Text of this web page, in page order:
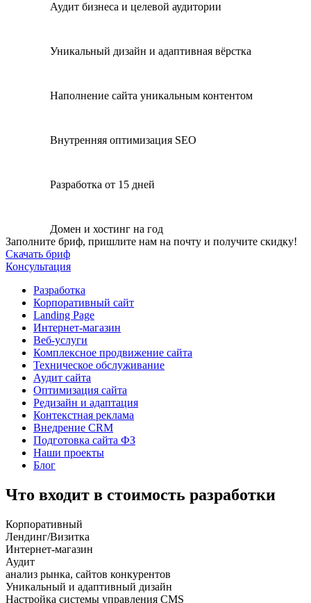
Аудит бизнеса и целевой аудитории
Уникальный дизайн и адаптивная вёрстка
Наполнение сайта уникальным контентом
Внутренняя оптимизация SEO
Разработка от 15 дней
Домен и хостинг на год
Заполните бриф, пришлите нам на почту и получите скидку!
Скачать бриф
Консультация
Разработка
Корпоративный сайт
Landing Page
Интернет-магазин
Веб-услуги
Комплексное продвижение сайта
Техническое обслуживание
Аудит сайта
Оптимизация сайта
Редизайн и адаптация
Контекстная реклама
Внедрение CRM
Подготовка сайта ФЗ
Наши проекты
Блог
Что входит в стоимость разработки
Корпоративный
Лендинг/Визитка
Интернет-магазин
Аудит
анализ рынка, сайтов конкурентов
Уникальный и адаптивный дизайн
Настройка системы управления CMS